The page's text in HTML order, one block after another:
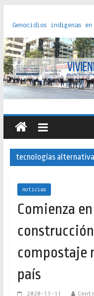
Genocidios indígenas
Estudios sobre la
políticas, prácticas y
Donde el pedernal
crítica de las fronteras
Criterios técnicos para
Red de consultorios de
Santiago : un
tecnologías
noticias
Comienza
compostaje
país
2020-11-11